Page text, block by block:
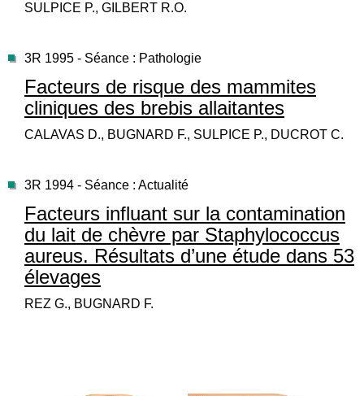
SULPICE P., GILBERT R.O.
3R 1995 - Séance : Pathologie
Facteurs de risque des mammites
cliniques des brebis allaitantes
CALAVAS D., BUGNARD F., SULPICE P., DUCROT C.
3R 1994 - Séance : Actualité
Facteurs influant sur la contamination
du lait de chèvre par Staphylococcus
aureus. Résultats d’une étude dans 53
élevages
REZ G., BUGNARD F.